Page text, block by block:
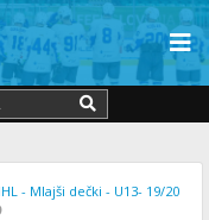
IHL - Mlajši dečki - U13- 19/20